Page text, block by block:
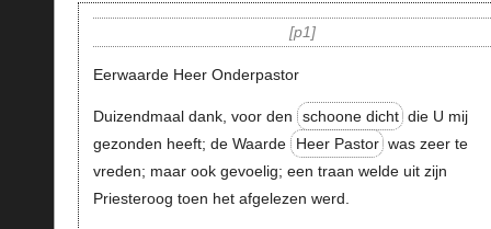
p1
Eerwaarde Heer Onderpastor
Duizendmaal dank, voor den schoone dicht die U mij
gezonden heeft; de Waarde
Heer Pastor was zeer te
vreden; maar ook gevoelig; een traan welde uit zijn
Priesteroog toen het afgelezen werd.